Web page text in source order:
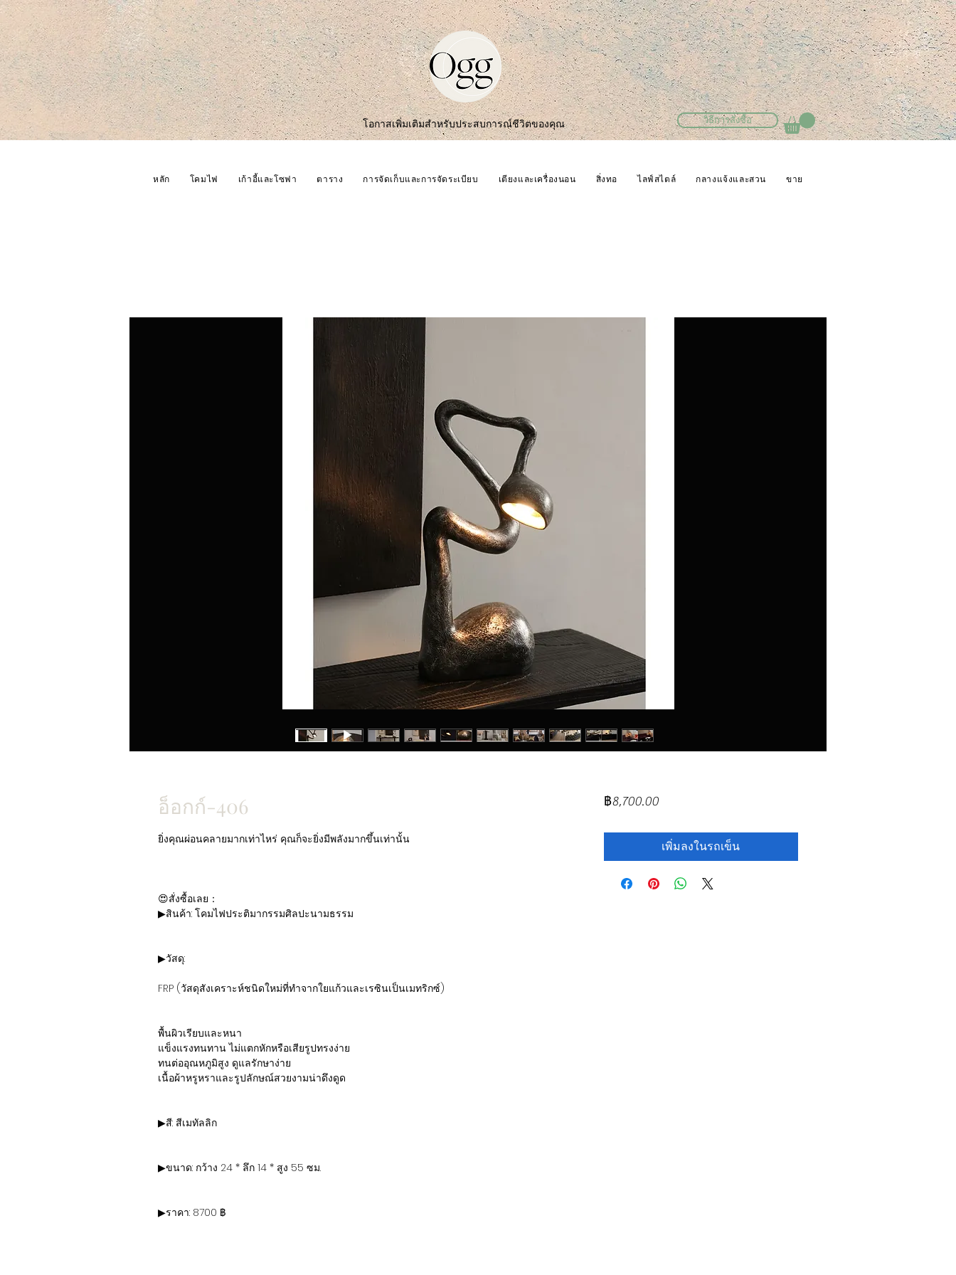
โอกาสเพิ่มเติมสำหรับประสบการณ์ชีวิตของคุณ วิธีการสั่งซื้อ
หลัก โคมไฟ เก้าอี้และโซฟา ตาราง การจัดเก็บและการจัดระเบียบ เตียงและเครื่องนอน สิ่งทอ ไลฟ์สไตล์ กลางแจ้งและสวน ขาย
อ็อกก์-406
ยิ่งคุณผ่อนคลายมากเท่าไหร่ คุณก็จะยิ่งมีพลังมากขึ้นเท่านั้น
😍สั่งซื้อเลย：
▶สินค้า: โคมไฟประติมากรรมศิลปะนามธรรม
▶วัสดุ:
FRP (วัสดุสังเคราะห์ชนิดใหม่ที่ทำจากใยแก้วและเรซินเป็นเมทริกซ์)
พื้นผิวเรียบและหนา
แข็งแรงทนทาน ไม่แตกหักหรือเสียรูปทรงง่าย
ทนต่ออุณหภูมิสูง ดูแลรักษาง่าย
เนื้อผ้าหรูหราและรูปลักษณ์สวยงามน่าดึงดูด
▶สี: สีเมทัลลิก
▶ขนาด: กว้าง 24 * ลึก 14 * สูง 55 ซม.
▶ราคา: 8700 ฿
฿8,700.00ราคา
เพิ่มลงในรถเข็น